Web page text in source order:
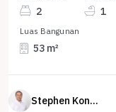
2 1
Luas Bangunan
53 m²
Stephen Konsultan Properti